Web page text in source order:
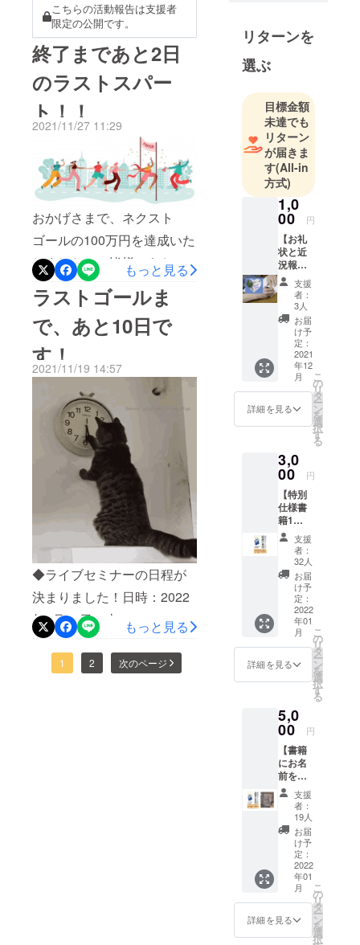
こちらの活動報告は支援者
限定の公開です。
終了まであと2日
のラストスパー
ト！！
2021/11/27 11:29
おかげさまで、ネクスト
ゴールの100万円を達成いた
しました！！皆様からお寄
せいただきました温かいご
支援に心より御礼を申し上
げます。そしてクラウド
ファンディングの終了まで
あと2日のラストスパー
ト！！より多くの方に認知
症BPSDを解決するアプ
ローチをお伝えするため
に、最後までお力添えいた
だきたくよろしくお願い申
し上げます。
もっと見る
ラストゴールま
で、あと10日で
す！
2021/11/19 14:57
◆ライブセミナーの日程が
決まりました！日時：2022
年2月26日（土）10:00～
15:00場所：東京 四ツ谷地域
センター（予定）＊終了後
もっと見る
1 2 次のページ
旅行（海
外・国
内）、カラ
オケ、ジョ
ギング
【これまで
の活動】
（社）日本
認知症改革
推進協会
理事長
認知
症における
問題行動
（徘徊・盗
み・不衛生
行為）の５
人の専門家
による
完治
運動
（社）日本
医療研究
“人々が病気
にならな
い・させな
い・なった
らすぐ名医
を紹介す
る”事業
特定非営利
活動法人ア
イエイチエ
ムエージャ
理事長
な医師や施
療家のセミ
ナーを150回
(社)日本医療
介護経営支
援機構 理
仕事復帰・
家庭復帰を
早める医療
技術サービ
スの推進
自立支援介
リターンを
選ぶ
目標金額
未達でも
リターン
が届きま
す(All-in
方式)
1,0
00 円
【お礼
状と近
況報
告】
①
お礼状
②近況
活動報
告（出
版化の
期間
2022年
1月～3
月は毎
月、そ
の後は
期） ＊
メール
にてご
案内し
ますの
で、そ
のほか
の詳細
情報は
なくて
も大丈
夫で
す。 ＊
文書を
ご希望
の方に
はお礼
送りさ
せてい
ただき
ますの
で、備
考欄に
ご住所
をご記
入くだ
さい。
支援
者：
3人
お届
け予
定：
2021
年12
月
詳細を見る
こ
の
リ
タ
ー
ン
を
選
択
す
る
3,0
00 円
【特別
仕様書
籍1
冊】
★
書籍
「認知
BPSD
最後
の希
望」ク
ラウド
ファン
ディン
グ特別
バー1冊
四六判
ソフト
カバー
188mm
×128m
m 200
ページ
・書店
販売に
先駆け
て、特
別仕様
のお届
けとな
りま
す！ ・
支援
者：
32人
お届
け予
定：
2022
年01
月
詳細を見る
こ
の
リ
タ
ー
ン
を
選
択
す
る
5,0
00 円
【書籍
にお名
前を掲
載＋書
籍1冊＋
クリア
ファイ
ル】
書
籍「認
知症
BPSD
最後
の希
望」ク
支援
者：
19人
お届
け予
定：
2022
年01
月
詳細を見る
こ
の
リ
タ
ー
ン
を
選
択